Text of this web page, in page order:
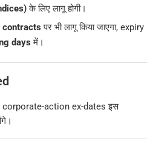
के लिए लागू होगी।
contracts पर भी लागू किया जाएगा, expiry
days में।
action ex-dates इस